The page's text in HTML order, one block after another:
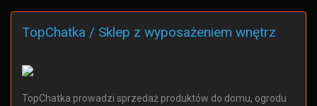
TopChatka / Sklep z wyposażeniem wnętrz
TopChatka prowadzi sprzedaż produktów do domu, ogrodu